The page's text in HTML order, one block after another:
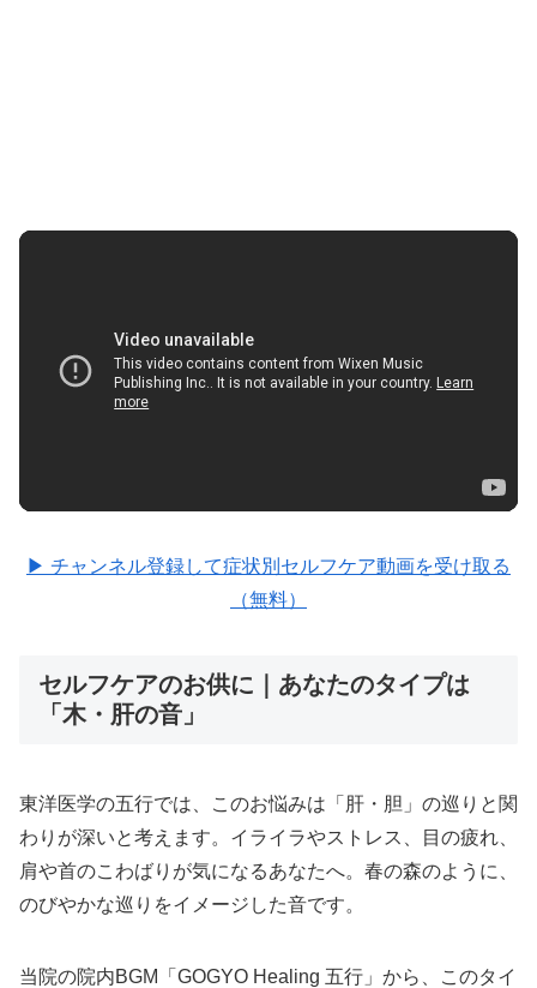
▶ チャンネル登録して症状別セルフケア動画を受け取る
（無料）
セルフケアのお供に｜あなたのタイプは
「木・肝の音」
東洋医学の五行では、このお悩みは「肝・胆」の巡りと関
わりが深いと考えます。イライラやストレス、目の疲れ、
肩や首のこわばりが気になるあなたへ。春の森のように、
のびやかな巡りをイメージした音です。
当院の院内BGM「GOGYO Healing 五行」から、このタイ